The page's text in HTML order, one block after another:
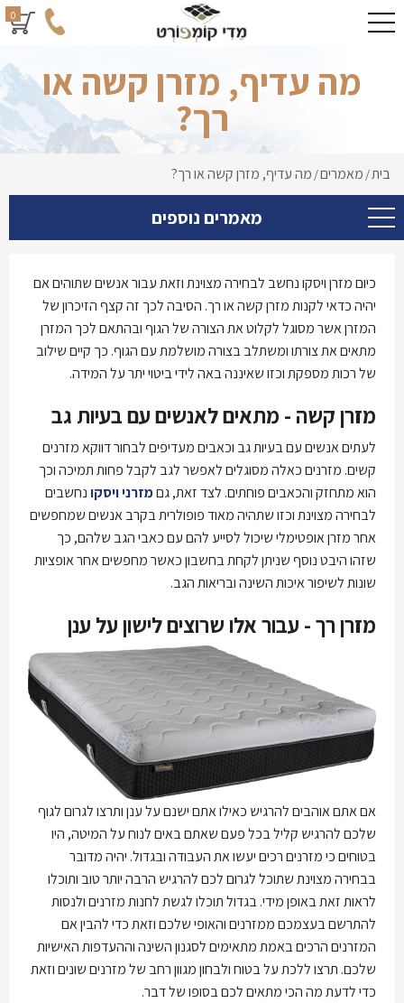
0
מה עדיף, מזרן קשה או
רך?
בית/ מאמרים/ מה עדיף, מזרן קשה או רך?
מאמרים נוספים
כיום מזרן ויסקו נחשב לבחירה מצוינת וזאת עבור אנשים שתוהים אם
יהיה כדאי לקנות מזרן קשה או רך. הסיבה לכך זה קצף הזיכרון של
המזרן אשר מסוגל לקלוט את הצורה של הגוף ובהתאם לכך המזרן
מתאים את צורתו ומשתלב בצורה מושלמת עם הגוף. כך קיים שילוב
של רכות מספקת וכזו שאיננה באה לידי ביטוי יתר על המידה.
מזרן קשה - מתאים לאנשים עם בעיות גב
לעתים אנשים עם בעיות גב וכאבים מעדיפים לבחור דווקא מזרנים
קשים. מזרנים כאלה מסוגלים לאפשר לגב לקבל פחות תמיכה וכך
הוא מתחזק והכאבים פוחתים. לצד זאת, גםמזרני ויסקונחשבים
לבחירה מצוינת וכזו שתהיה מאוד פופולרית בקרב אנשים שמחפשים
אחר מזרן אופטימלי שיכול לסייע להם עם כאבי הגב שלהם, כך
שזהו היבט נוסף שניתן לקחת בחשבון כאשר מחפשים אחר אופציות
שונות לשיפור איכות השינה ובריאות הגב.
מזרן רך - עבור אלו שרוצים לישון על ענן
אם אתם אוהבים להרגיש כאילו אתם ישנם על ענן ותרצו לגרום לגוף
שלכם להרגיש קליל בכל פעם שאתם באים לנוח על המיטה, היו
בטוחים כי מזרנים רכים יעשו את העבודה ובגדול. יהיה מדובר
בבחירה מצוינת שתוכל לגרום לכם להרגיש הרבה יותר טוב ותוכלו
לראות זאת באופן מידי. בגדול תוכלו לגשת לחנות מזרנים ולנסות
להתרשם בעצמכם ממזרנים והאופי שלכם וזאת כדי להבין אם
המזרנים הרכים באמת מתאימים לסגנון השינה וההעדפות האישיות
שלכם. תרצו ללכת על בטוח ולבחון מגוון רחב של מזרנים שונים וזאת
כדי לדעת מה הכי מתאים לכם בסופו של דבר.